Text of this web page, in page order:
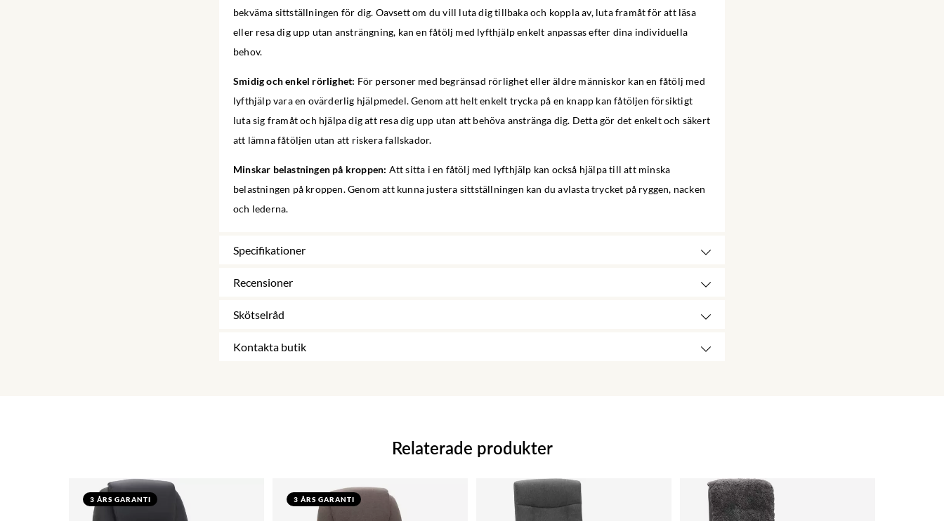
bekväma sittställningen för dig. Oavsett om du vill luta dig tillbaka och koppla av, luta framåt för att läsa
eller resa dig upp utan ansträngning, kan en fåtölj med lyfthjälp enkelt anpassas efter dina individuella
behov.
Smidig och enkel rörlighet: För personer med begränsad rörlighet eller äldre människor kan en fåtölj med
lyfthjälp vara en ovärderlig hjälpmedel. Genom att helt enkelt trycka på en knapp kan fåtöljen försiktigt
luta sig framåt och hjälpa dig att resa dig upp utan att behöva anstränga dig. Detta gör det enkelt och säkert
att lämna fåtöljen utan att riskera fallskador.
Minskar belastningen på kroppen: Att sitta i en fåtölj med lyfthjälp kan också hjälpa till att minska
belastningen på kroppen. Genom att kunna justera sittställningen kan du avlasta trycket på ryggen, nacken
och lederna.
Specifikationer
Recensioner
Skötselråd
Kontakta butik
Relaterade produkter
3 ÅRS GARANTI 3 ÅRS GARANTI